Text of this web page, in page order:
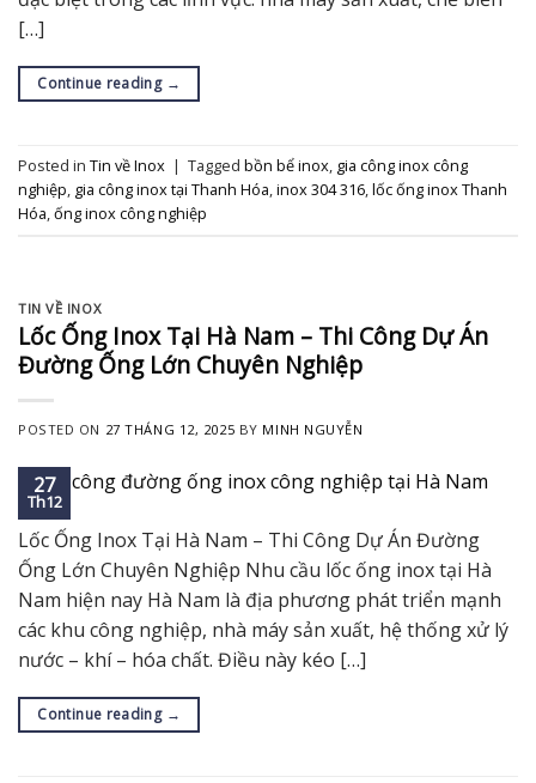
[…]
Continue reading →
Posted in Tin về Inox | Tagged bồn bể inox, gia công inox công
nghiệp, gia công inox tại Thanh Hóa,inox 304 316,lốc ống inox Thanh
Hóa,ống inox công nghiệp
TIN VỀ INOX
Lốc Ống Inox Tại Hà Nam – Thi Công Dự Án
Đường Ống Lớn Chuyên Nghiệp
POSTED ON 27 THÁNG 12, 2025 BY MINH NGUYỄN
27
Th12
Lốc Ống Inox Tại Hà Nam – Thi Công Dự Án Đường
Ống Lớn Chuyên Nghiệp Nhu cầu lốc ống inox tại Hà
Nam hiện nay Hà Nam là địa phương phát triển mạnh
các khu công nghiệp, nhà máy sản xuất, hệ thống xử lý
nước – khí – hóa chất. Điều này kéo […]
Continue reading →